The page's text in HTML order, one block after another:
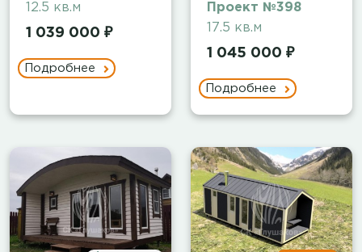
12.5 кв.м
1 039 000 ₽
Подробнее
Проект №398
17.5 кв.м
1 045 000 ₽
Подробнее